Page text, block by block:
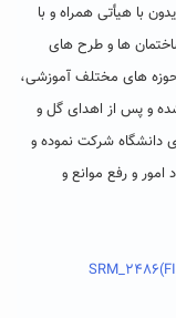
با هیأتی همراه و با
ها و طرح های
حوزه های مختلف آموزشی،
و پس از اهدای گل و
دانشگاه شرکت نموده و
و رفع موانع و